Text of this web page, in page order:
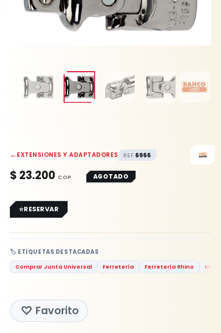
←EXTENSIONES Y ADAPTADORES REF.6966
$ 23.200 AGOTADO
🏷️ ETIQUETAS DESTACADAS
Comprar Junta Universal
Ferretería Ferretería Rhino
RESERVAR
Favorito